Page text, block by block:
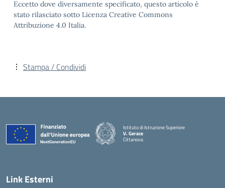
Eccetto dove diversamente specificato, questo articolo è
stato rilasciato sotto Licenza Creative Commons
Attribuzione 4.0 Italia.
Stampa / Condividi
Istituto di Istruzione Superiore
V. Gerace
Cittanova
Link Esterni